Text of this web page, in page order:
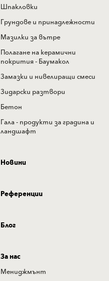
Шпакловки
Грундове и принадлежности
Мазилки за вътре
Полагане на керамични
покрития - Баумакол
Замазки и нивелиращи смеси
Зидарски разтвори
Бетон
Гала - продукти за градина и
ландшафт
Новини
Референции
Блог
За нас
Мениджмънт